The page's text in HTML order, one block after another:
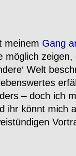
meinem Gang
möglich
Welt
– doch ich
ihr könnt mich